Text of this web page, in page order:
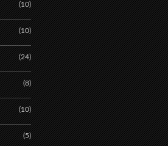
(10)
(10)
(24)
(8)
(10)
(5)